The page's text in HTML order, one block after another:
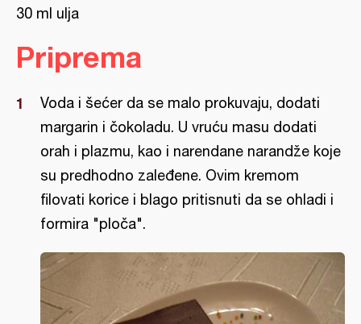
30 ml ulja
Priprema
Voda i šećer da se malo prokuvaju, dodati
margarin i čokoladu. U vruću masu dodati
orah i plazmu, kao i narendane narandže koje
su predhodno zaleđene. Ovim kremom
filovati korice i blago pritisnuti da se ohladi i
formira "ploča".